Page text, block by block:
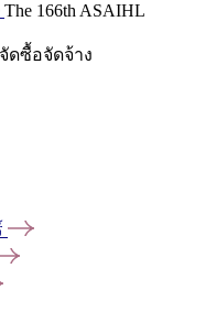
The 166th ASAIHL
ดซื้อจัดจ้าง